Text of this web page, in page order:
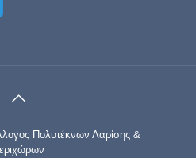
Πολυτέκνων Λαρίσης &